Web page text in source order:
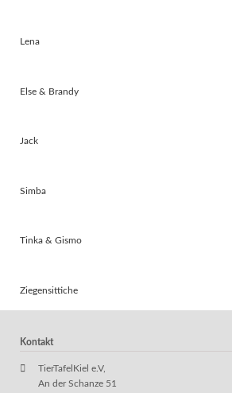
Lena
Else & Brandy
Jack
Simba
Tinka & Gismo
Ziegensittiche
Kontakt
TierTafelKiel e.V,
An der Schanze 51